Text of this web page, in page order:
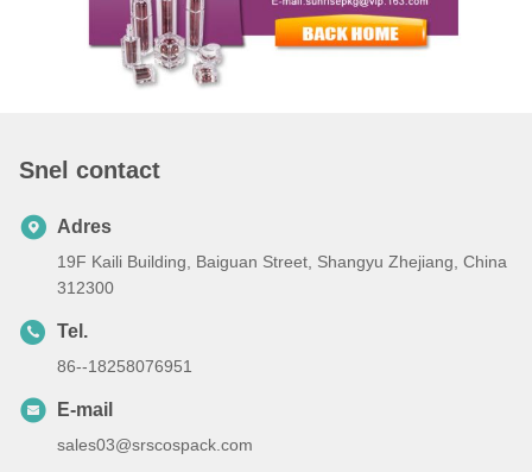
Snel contact
Adres
19F Kaili Building, Baiguan Street, Shangyu Zhejiang, China
312300
Tel.
86--18258076951
E-mail
sales03@srscospack.com